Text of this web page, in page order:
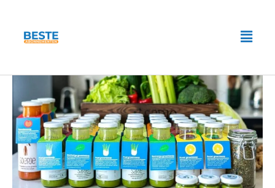
inhoud
Main
Menu